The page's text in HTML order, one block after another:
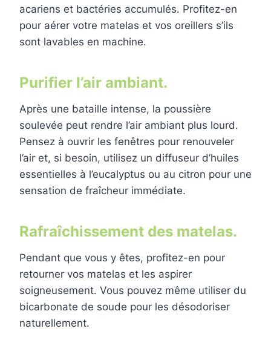
acariens et bactéries accumulés. Profitez-en
pour aérer votre matelas et vos oreillers s’ils
sont lavables en machine.
Purifier l’air ambiant.
Après une bataille intense, la poussière
soulevée peut rendre l’air ambiant plus lourd.
Pensez à ouvrir les fenêtres pour renouveler
l’air et, si besoin, utilisez un diffuseur d’huiles
essentielles à l’eucalyptus ou au citron pour une
sensation de fraîcheur immédiate.
Rafraîchissement des matelas.
Pendant que vous y êtes, profitez-en pour
retourner vos matelas et les aspirer
soigneusement. Vous pouvez même utiliser du
bicarbonate de soude pour les désodoriser
naturellement.